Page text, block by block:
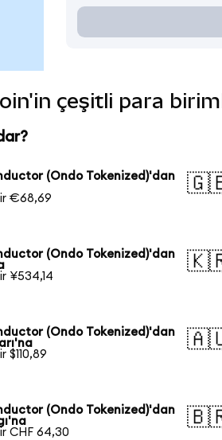
çeşitli para
(Ondo Tokenized)'dan
€68,69
(Ondo Tokenized)'dan
¥534,14
(Ondo Tokenized)'dan
$110,89
(Ondo Tokenized)'dan
CHF 64,30